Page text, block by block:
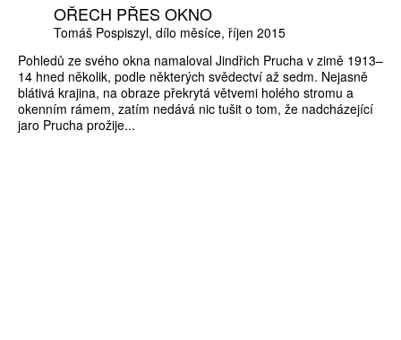
OŘECH PŘES OKNO
Tomáš Pospiszyl dílo měsíce říjen 2015
Pohledů ze svého okna namaloval Jindřich Prucha v zimě 1913–
14 hned několik, podle některých svědectví až sedm. Nejasně
blátivá krajina, na obraze překrytá větvemi holého stromu a
okenním rámem, zatím nedává nic tušit o tom, že nadcházející
jaro Prucha prožije...